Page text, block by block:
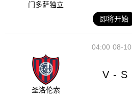
门多萨独立
即将开始
08-10
04:00
圣洛伦索
V - S